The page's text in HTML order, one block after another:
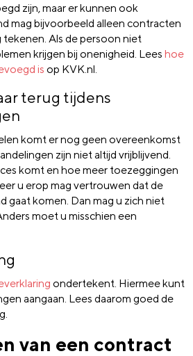
zijn, maar er kunnen ook
mag bijvoorbeeld alleen contracten
Als de persoon niet
krijgen bij onenigheid. Lees hoe
is op KVK.nl.
terug tijdens
komt er nog geen overeenkomst
zijn niet altijd vrijblijvend.
komt en hoe meer toezeggingen
u erop mag vertrouwen dat de
gaat komen. Dan mag u zich niet
moet u misschien een
ondertekent. Hiermee kunt
aangaan. Lees daarom goed de
van een contract